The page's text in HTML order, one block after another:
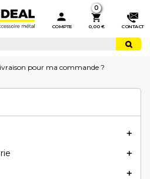

COMPTE

0,00 €
0
CONTACT
pour ma commande ?


